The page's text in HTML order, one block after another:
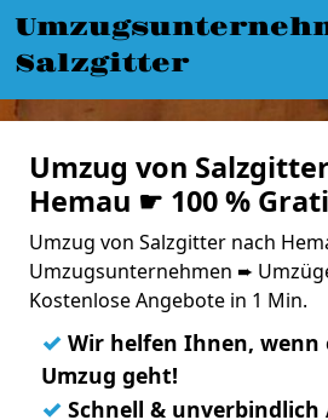
Salzgitter
Umzug von
Hemau ☛ 100 %
Umzug von Salzgitter nach
Umzugsunternehmen ➨
Kostenlose Angebote in 1 Min.
✓ Wir helfen Ihnen, wenn
Umzug geht!
✓ Schnell & unverbindlich